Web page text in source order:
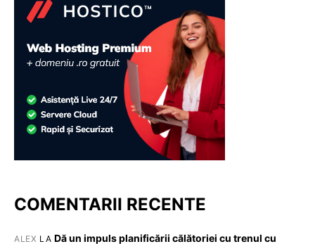
COMENTARII RECENTE
ALEX LA Dă un impuls planificării călătoriei cu trenul cu